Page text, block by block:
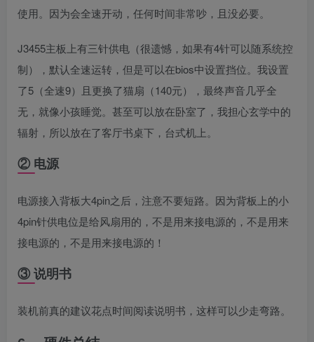
使用。因为会全速开动，任何时间非常吵，且没必要。
J3455主板上有三针供电（很遗憾，如果有4针可以随系统控
制），默认全速运转，但是可以在bios中设置挡位。我设置
了5（全速9）且更换了猫扇（140元），最终声音几乎全
无，就像小孩睡觉。甚至可以放在卧室了，我担心玄学中的
辐射，所以放在了客厅书桌下，台式机上。
② 电源
电源接入背板大4pin之后，注意不要短路。因为背板上的小
4pin针供电位是给风扇用的，不是用来接电源的，不是用来
接电源的，不是用来接电源的！
③ 说明书
装机前真的建议花点时间阅读说明书，这样可以少走弯路。